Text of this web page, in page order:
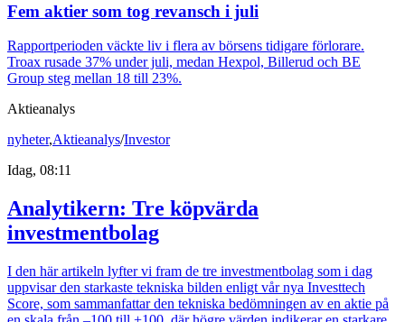
Fem aktier som tog revansch i juli
Rapportperioden väckte liv i flera av börsens tidigare förlorare.
Troax rusade 37% under juli, medan Hexpol, Billerud och BE
Group steg mellan 18 till 23%.
Aktieanalys
nyheter,Aktieanalys/Investor
Idag, 08:11
Analytikern: Tre köpvärda
investmentbolag
I den här artikeln lyfter vi fram de tre investmentbolag som i dag
uppvisar den starkaste tekniska bilden enligt vår nya Investtech
Score, som sammanfattar den tekniska bedömningen av en aktie på